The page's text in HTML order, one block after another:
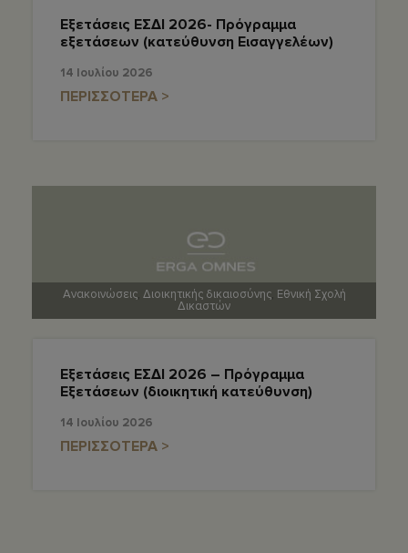
Εξετάσεις ΕΣΔΙ 2026- Πρόγραμμα
εξετάσεων (κατεύθυνση Εισαγγελέων)
14 Ιουλίου 2026
ΠΕΡΙΣΣΟΤΕΡΑ >
Ανακοινώσεις, Διοικητικής δικαιοσύνης, Εθνική Σχολή
Δικαστών
Εξετάσεις ΕΣΔΙ 2026 – Πρόγραμμα
Εξετάσεων (διοικητική κατεύθυνση)
14 Ιουλίου 2026
ΠΕΡΙΣΣΟΤΕΡΑ >